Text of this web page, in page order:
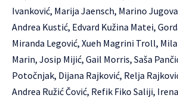
Ivanković, Marija Jaensch, Marino
Andrea Kustić, Edvard Kužina Matei,
Miranda Legović, Xueh Magrini Troll,
Marin, Josip Mijić, Gail Morris, Saša
Potočnjak, Dijana Rajković, Relja
Andrea Ružić Čović, Refik Fiko Saliji,